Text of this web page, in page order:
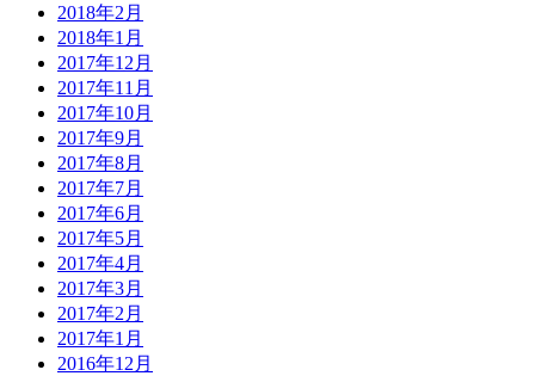
2018年2月
2018年1月
2017年12月
2017年11月
2017年10月
2017年9月
2017年8月
2017年7月
2017年6月
2017年5月
2017年4月
2017年3月
2017年2月
2017年1月
2016年12月